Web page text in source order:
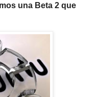
una Beta 2 que